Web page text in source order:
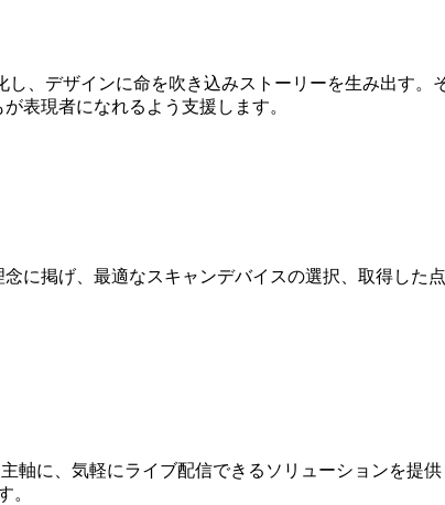
、デザインに命を吹き込みストーリーを生み出す
表現者になれるよう支援します。
に掲げ、最適なスキャンデバイスの選択、取得し
に、気軽にライブ配信できるソリューションを提
。